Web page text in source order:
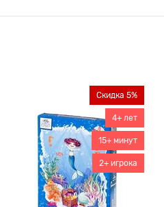
Скидка 5%
4+ лет
15+ минут
2+ игрока